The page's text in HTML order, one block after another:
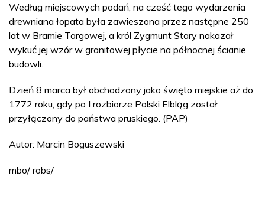
Według miejscowych podań, na cześć tego wydarzenia
drewniana łopata była zawieszona przez następne 250
lat w Bramie Targowej, a król Zygmunt Stary nakazał
wykuć jej wzór w granitowej płycie na północnej ścianie
budowli.
Dzień 8 marca był obchodzony jako święto miejskie aż do
1772 roku, gdy po I rozbiorze Polski Elbląg został
przyłączony do państwa pruskiego. (PAP)
Autor: Marcin Boguszewski
mbo/ robs/